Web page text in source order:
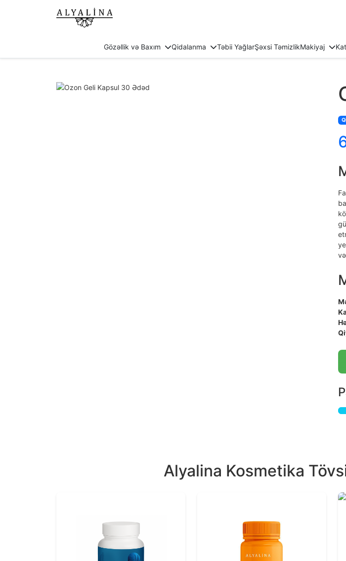
Gözəllik və Baxım Qidalanma Təbii YağlarŞəxsi TəmizlikMakiyaj
Alyalina Kosmetika